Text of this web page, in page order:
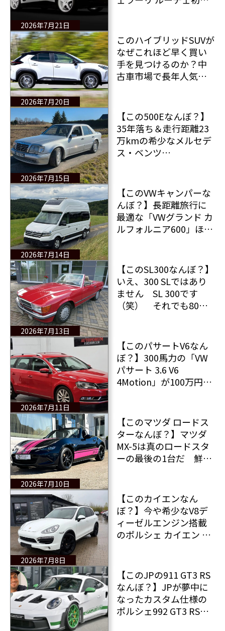
2026年7月21日
で落札される見込みだ
2026年7月20日
このハイブリッドSUVが
なぜこれほど早く買い
手を見つけるのか？中
古車市場で長年人気を
だ！
2026年7月15日
【この500Eなんぼ？】
35年落ち＆走行距離23
万kmの希少なメルセデ
ス・ベンツ
2026年7月14日
【このVWキャンパーな
んぼ？】長距離旅行に
最適な「VWグランド カ
ルフォルニア600」ほぼ
格で販売中！
2026年7月13日
【このSL300なんぼ？】
いえ、300 SLではあり
ません SL 300です
（笑） それでも80年
敵な1台だ
2026年7月11日
【このパサートV6なん
ぼ？】300馬力の「VW
パサート 3.6 V6
4Motion」が100万円台
2026年7月10日
【このマツダ ロードス
ターなんぼ？】マツダ
MX-5は真のロードスタ
ーの最後の1台だ 鮮や
売中
2026年7月8日
【このカイエンなん
ぼ？】今や希少なV8デ
ィーゼルエンジン搭載
のポルシェ カイエン デ
すか？走行距離は25万
kmです
【このJPの911 GT3 RS
なんぼ？】JPが夢中に
なったカスタム仕様の
ポルシェ992 GT3 RS